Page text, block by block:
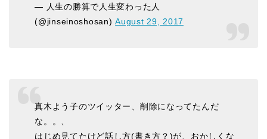
— 人生の勝算で人生変わった人
(@jinseinoshosan)August 29, 2017
真木よう子のツイッター、削除になってたんだ
な。。、
はじめ見てたけど話し方(書き方？)が、おかしくな